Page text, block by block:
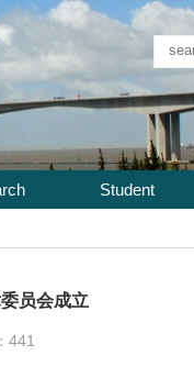
Student
员会成立
441